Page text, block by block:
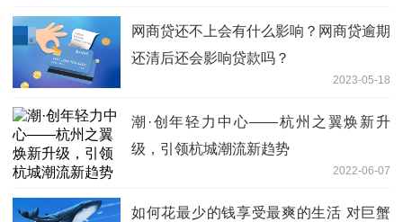
网商贷还不上会有什么影响？网商贷逾期
还清后还会影响贷款吗？
2023-05-18
潮·创年轻力中心——杭州之翼焕新升
级，引领杭城潮流新趋势
2022-06-07
如何花最少的钱享受最爽的生活 对巨蟹